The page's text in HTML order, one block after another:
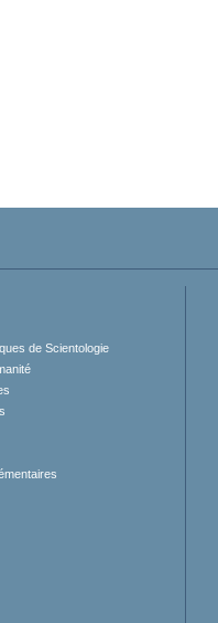
de Scientologie